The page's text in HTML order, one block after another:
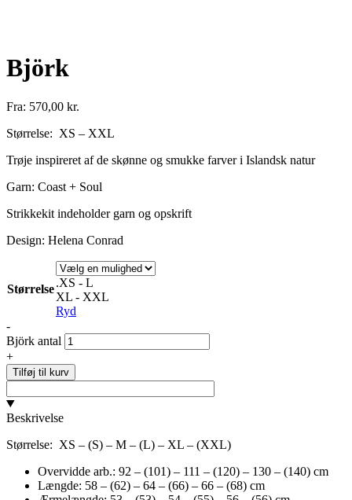
Björk
Fra: 570,00 kr.
Størrelse: XS – XXL
Trøje inspireret af de skønne og smukke farver i Islandsk natur
Garn: Coast + Soul
Strikkekit indeholder garn og opskrift
Design: Helena Conrad
Størrelse.XS - L
XL - XXL
Ryd
-
Björk antal
+
Tilføj til kurv
Beskrivelse
Størrelse: XS – (S) – M – (L) – XL – (XXL)
Overvidde arb.: 92 – (101) – 111 – (120) – 130 – (140) cm
Længde: 58 – (62) – 64 – (66) – 66 – (68) cm